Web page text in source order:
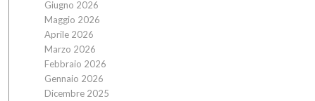
Giugno 2026
Maggio 2026
Aprile 2026
Marzo 2026
Febbraio 2026
Gennaio 2026
Dicembre 2025